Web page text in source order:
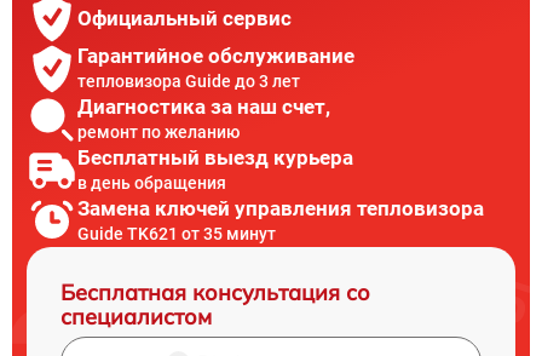
Официальный сервис
Гарантийное обслуживание
тепловизора Guide до 3 лет
Диагностика за наш счет,
ремонт по желанию
Бесплатный выезд курьера
в день обращения
Замена ключей управления тепловизора
Guide TK621 от 35 минут
Бесплатная консультация со
специалистом